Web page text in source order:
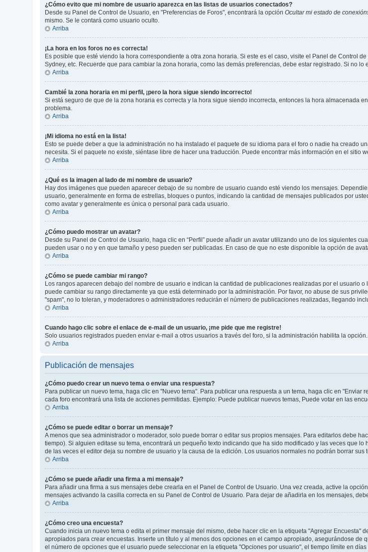
¿Cómo evito que mi nombre de usuario aparezca en las listas de usuarios conectados?
Desde su Panel de Control de Usuario, en "Preferencias de Foros", encontrará la opción Ocultar mi estado de
mismo. Se le contará como usuario oculto.
Arriba
¡La hora en los foros no es correcta!
Es posible que esté viendo la hora correspondiente a otra zona horaria. Si este es el caso, visite el Panel de Control
Sydney, etc. Recuerde que para cambiar la zona horaria, como las demás preferencias, debe estar registrado. Si no lo
Arriba
Cambié la zona horaria en mi perfil, ¡pero la hora sigue siendo incorrecto!
Si está seguro de que de la zona horaria es correcta y la hora sigue siendo incorrecta, entonces la hora almacenada
problema.
Arriba
¡Mi idioma no está en la lista!
Esto se puede deber a que la administración no ha instalado el paquete de su idioma para el foro o nadie ha creado
necesita. Si el paquete no existe, siéntase libre de hacer una traducción. Puede encontrar más información en el sitio
Arriba
¿Qué es la imagen al lado de mi nombre de usuario?
Hay dos imágenes que pueden aparecer debajo de su nombre de usuario cuando esté viendo los mensajes.
usuario, generalmente en forma de estrellas, bloques o puntos, indicando la cantidad de mensajes publicados por
como avatar y generalmente es única o personal para cada usuario.
Arriba
¿Cómo puedo mostrar un avatar?
Desde su Panel de Control de Usuario, haga clic en “Perfil” puede añadir un avatar utilizando uno de los siguientes
pueden usar o no y en que tamaño y peso pueden ser publicadas. En caso de que no este disponible la opción de
Arriba
¿Cómo se puede cambiar mi rango?
Los rangos aparecen debajo del nombre de usuario e indican la cantidad de publicaciones realizadas por el usuario
puede cambiar su rango directamente ya que está determinado por la administración. Por favor, no abuse de sus
"spam", no lo toleran, y moderadores o administradores reducirán el número de publicaciones realizadas, llegando
Arriba
Cuando hago clic sobre el enlace de e-mail de un usuario, ¡me pide que me registre!
Solo usuarios registrados pueden enviar e-mail a otros usuarios a través del foro, si la administración habilita la
Arriba
Publicación de mensajes
¿Cómo puedo crear un nuevo tema o enviar una respuesta?
Para publicar un nuevo tema, haga clic en "Nuevo tema". Para publicar una respuesta a un tema, haga clic en
cada foro encontrará una lista de acciones permitidas. Ejemplo: Puede publicar nuevos temas, Puede votar en las
Arriba
¿Cómo se puede editar o borrar un mensaje?
A menos que sea administrador o moderador, solo puede borrar o editar sus propios mensajes. Para editarlos debe
tiempo). Si alguien editase su tema, encontrará un pequeño texto indicando que ha sido modificado y las veces que
de las veces el editor deja su nombre de usuario y la causa de la edición. Los usuarios normales no podrán borrar
Arriba
¿Cómo se puede añadir una firma a mi mensaje?
Para añadir una firma a sus mensajes debe crearla en el Panel de Control de Usuario. Una vez creada, active la opción
mensajes activando la casilla correcta en su Panel de Control de Usuario. Para dejar de añadirla en los mensajes,
Arriba
¿Cómo creo una encuesta?
Cuando inicia un nuevo tema o edita el primer mensaje del mismo, debe hacer clic en la etiqueta "Agregar
apropiados para crear encuestas. Inserte un título y al menos dos opciones en el campo apropiado, asegurándose
el número de opciones que el usuario puede seleccionar en la etiqueta "Opciones por usuario", el tiempo límite en